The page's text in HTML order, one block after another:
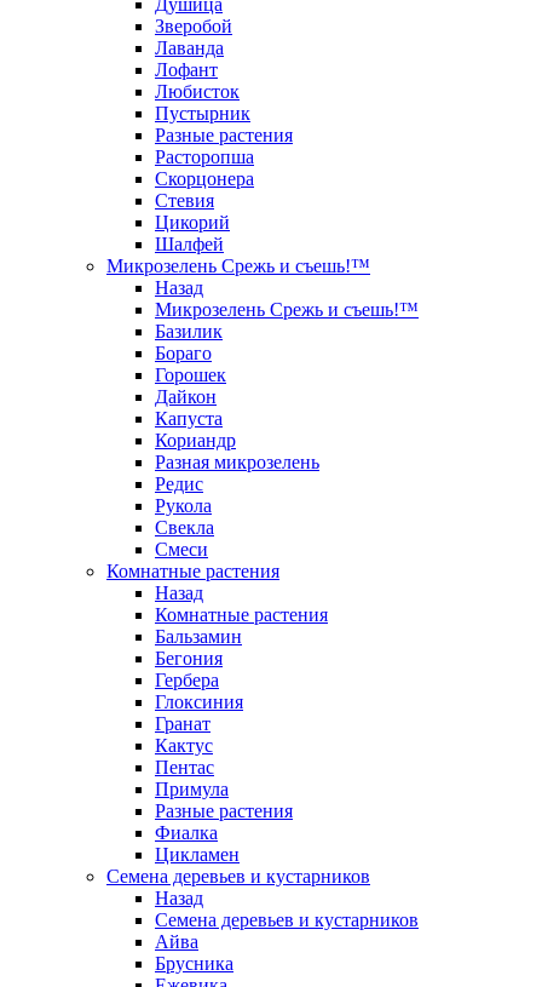
Душица
Зверобой
Лаванда
Лофант
Любисток
Пустырник
Разные растения
Расторопша
Скорцонера
Стевия
Цикорий
Шалфей
Микрозелень Срежь и съешь!™
Назад
Микрозелень Срежь и съешь!™
Базилик
Бораго
Горошек
Дайкон
Капуста
Кориандр
Разная микрозелень
Редис
Рукола
Свекла
Смеси
Комнатные растения
Назад
Комнатные растения
Бальзамин
Бегония
Гербера
Глоксиния
Гранат
Кактус
Пентас
Примула
Разные растения
Фиалка
Цикламен
Семена деревьев и кустарников
Назад
Семена деревьев и кустарников
Айва
Брусника